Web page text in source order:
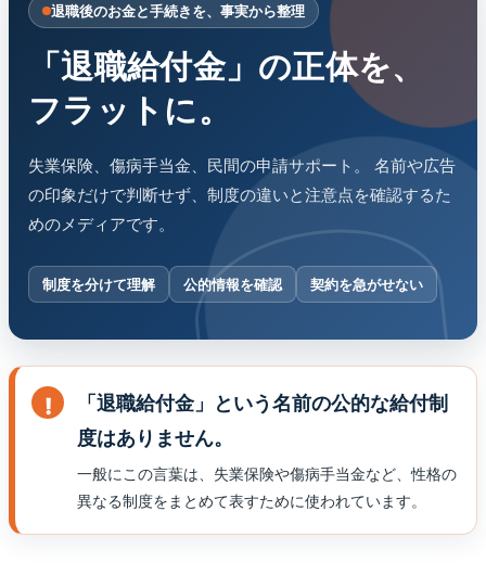
退職後のお金と手続きを、事実から整理
「退職給付金」の正体を、
フラットに。
失業保険、傷病手当金、民間の申請サポート。 名前や広告
の印象だけで判断せず、制度の違いと注意点を確認するた
めのメディアです。
制度を分けて理解 公的情報を確認 契約を急がせない
「退職給付金」という名前の公的な給付制
度はありません。
一般にこの言葉は、失業保険や傷病手当金など、性格の
異なる制度をまとめて表すために使われています。